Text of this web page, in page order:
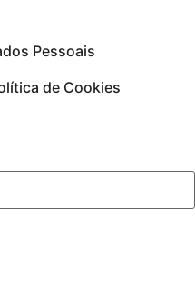
Pessoais
de Cookies